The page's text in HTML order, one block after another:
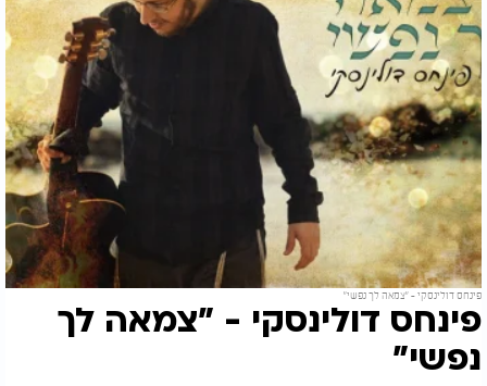
פינחס דולינסקי - "צמאה לך נפשי"
פינחס דולינסקי - "צמאה לך
נפשי"